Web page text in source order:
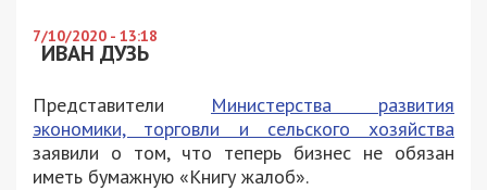
7/10/2020 - 13:18
ИВАН ДУЗЬ
Представители Министерства развития
экономики, торговли и сельского хозяйства
заявили о том, что теперь бизнес не обязан
иметь бумажную «Книгу жалоб».